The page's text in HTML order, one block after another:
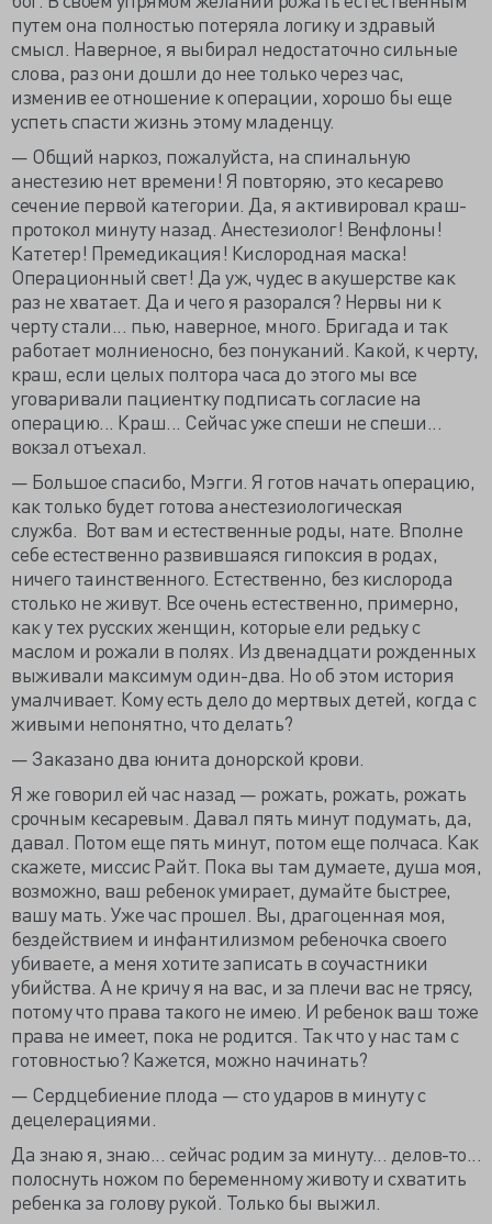
путем она полностью потеряла логику и здравый
смысл. Наверное, я выбирал недостаточно сильные
слова, раз они дошли до нее только через час,
изменив ее отношение к операции, хорошо бы еще
успеть спасти жизнь этому младенцу.
— Общий наркоз, пожалуйста, на спинальную
анестезию нет времени! Я повторяю, это кесарево
сечение первой категории. Да, я активировал краш-
протокол минуту назад. Анестезиолог! Венфлоны!
Катетер! Премедикация! Кислородная маска!
Операционный свет! Да уж, чудес в акушерстве как
раз не хватает. Да и чего я разорался? Нервы ни к
черту стали... пью, наверное, много. Бригада и так
работает молниеносно, без понуканий. Какой, к черту,
краш, если целых полтора часа до этого мы все
уговаривали пациентку подписать согласие на
операцию... Краш... Сейчас уже спеши не спеши...
вокзал отъехал.
— Большое спасибо, Мэгги. Я готов начать операцию,
как только будет готова анестезиологическая
служба. Вот вам и естественные роды, нате. Вполне
себе естественно развившаяся гипоксия в родах,
ничего таинственного. Естественно, без кислорода
столько не живут. Все очень естественно, примерно,
как у тех русских женщин, которые ели редьку с
маслом и рожали в полях. Из двенадцати рожденных
выживали максимум один-два. Но об этом история
умалчивает. Кому есть дело до мертвых детей, когда с
живыми непонятно, что делать?
— Заказано два юнита донорской крови.
Я же говорил ей час назад — рожать, рожать, рожать
срочным кесаревым. Давал пять минут подумать, да,
давал. Потом еще пять минут, потом еще полчаса. Как
скажете, миссис Райт. Пока вы там думаете, душа моя,
возможно, ваш ребенок умирает, думайте быстрее,
вашу мать. Уже час прошел. Вы, драгоценная моя,
бездействием и инфантилизмом ребеночка своего
убиваете, а меня хотите записать в соучастники
убийства. А не кричу я на вас, и за плечи вас не трясу,
потому что права такого не имею. И ребенок ваш тоже
права не имеет, пока не родится. Так что у нас там с
готовностью? Кажется, можно начинать?
— Сердцебиение плода — сто ударов в минуту с
децелерациями.
Да знаю я, знаю... сейчас родим за минуту... делов-то...
полоснуть ножом по беременному животу и схватить
ребенка за голову рукой. Только бы выжил.